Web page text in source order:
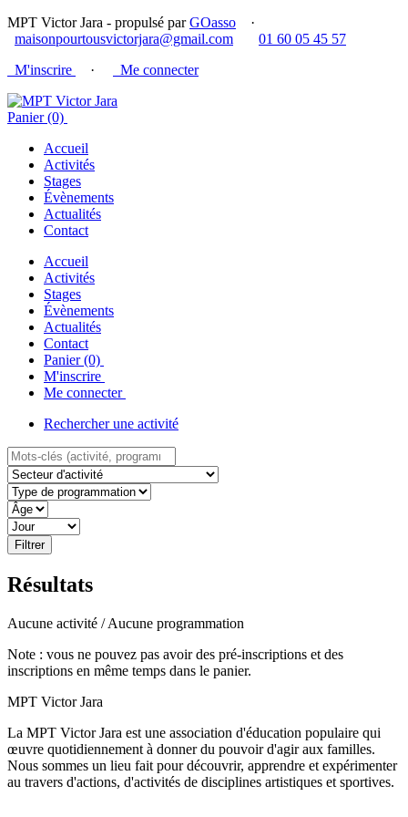
MPT Victor Jara - propulsé parGOasso
·
maisonpourtousvictorjara@gmail.com
01 60 05 45 57
M'inscrire
· Me connecter
Panier (0)
Accueil
Activités
Stages
Évènements
Actualités
Contact
Accueil
Activités
Stages
Évènements
Actualités
Contact
Panier (0)
M'inscrire
Me connecter
Rechercher une activité
Résultats
Aucune activité / Aucune programmation
Note : vous ne pouvez pas avoir des pré-inscriptions et des
inscriptions en même temps dans le panier.
MPT Victor Jara
La MPT Victor Jara est une association d'éducation populaire qui
œuvre quotidiennement à donner du pouvoir d'agir aux familles.
Nous sommes un lieu fait pour découvrir, apprendre et expérimenter
au travers d'actions, d'activités de disciplines artistiques et sportives.